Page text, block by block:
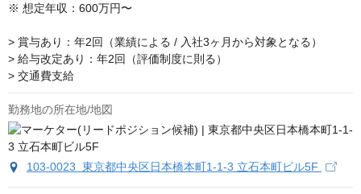
※ 想定年収：600万円〜
> 賞与あり：年2回（業績による / 入社3ヶ月から対象となる）
> 給与改定あり：年2回（評価制度に則る）
> 交通費支給
勤務地の所在地/地図
103-0023 東京都中央区日本橋本町1-1-3 立石本町ビル5F